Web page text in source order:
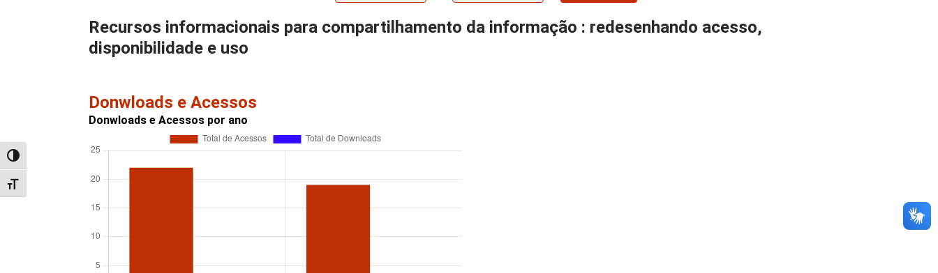
Alternar alto contraste
Alternar tamanho da fonte
Recursos informacionais para compartilhamento da informação : redesenhando acesso,
disponibilidade e uso
Donwloads e Acessos
Donwloads e Acessos por ano